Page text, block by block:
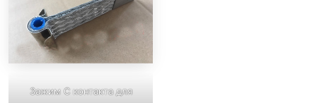
Зажим C контакта для